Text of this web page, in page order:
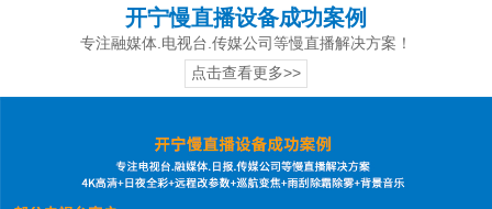
开宁慢直播设备成功案例
专注融媒体.电视台.传媒公司等慢直播解决方案！
点击查看更多>>